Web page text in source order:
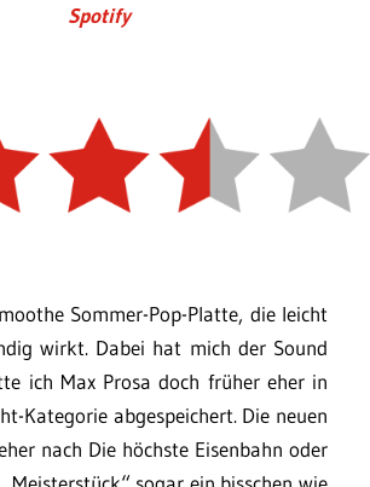
Spotify
Sommer-Pop-Platte, die leicht
wirkt. Dabei hat mich der Sound
ich Max Prosa doch früher eher in
Kategorie abgespeichert. Die neuen
nach Die höchste Eisenbahn oder